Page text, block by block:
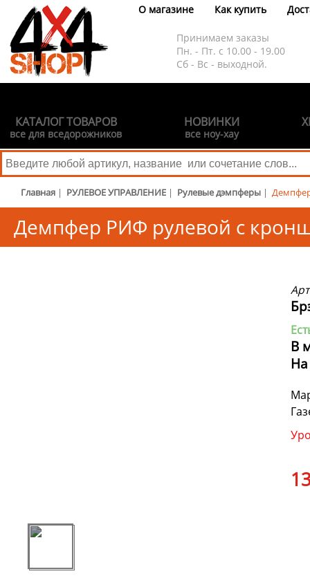
О магазине Как купить
Принимаем заказы
Пн. - Пт. с 10.00 - 19.00
Сб - Вс - выходной.
КАТАЛОГ ТОВАРОВ
все для вседорожников
НОВИНКИ
все ноу-хау
Главная | РУЛЕВОЕ УПРАВЛЕНИЕ | Рулевые дэмпферы |
Демпфер РИФ рулевой с
В